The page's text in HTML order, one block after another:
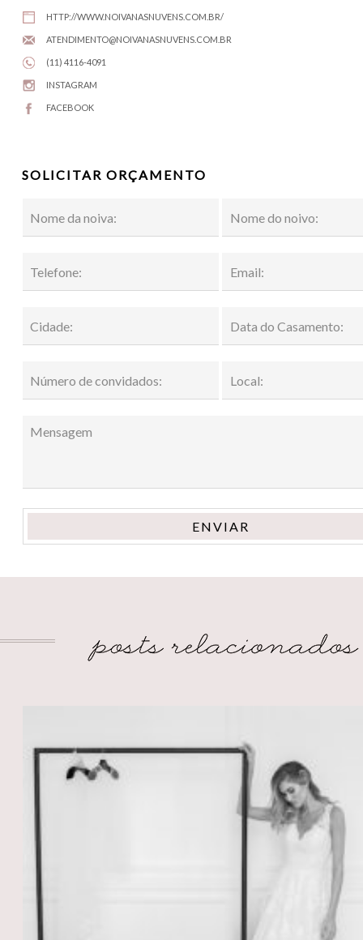
HTTP://WWW.NOIVANASNUVENS.COM.BR/
ATENDIMENTO@NOIVANASNUVENS.COM.BR
(11) 4116-4091
INSTAGRAM
FACEBOOK
SOLICITAR ORÇAMENTO
ENVIAR